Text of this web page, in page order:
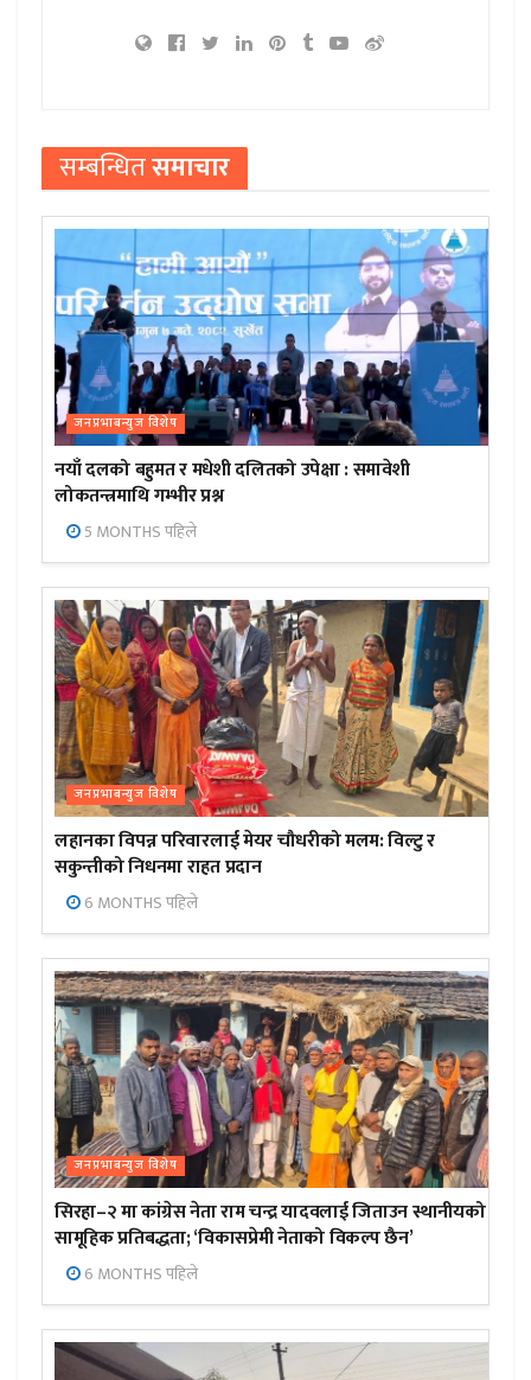
सम्बन्धितसमाचार
जनप्रभाबन्युज विशेष
नयाँ दलको बहुमत र मधेशी दलितको उपेक्षा : समावेशी
लोकतन्त्रमाथि गम्भीर प्रश्न
5 MONTHS पहिले
जनप्रभाबन्युज विशेष
लहानका विपन्न परिवारलाई मेयर चौधरीको मलम: विल्टु र
सकुन्तीको निधनमा राहत प्रदान
6 MONTHS पहिले
जनप्रभाबन्युज विशेष
सिरहा–२ मा कांग्रेस नेता राम चन्द्र यादवलाई जिताउन स्थानीयको
सामूहिक प्रतिबद्धता; ‘विकासप्रेमी नेताको विकल्प छैन’
6 MONTHS पहिले